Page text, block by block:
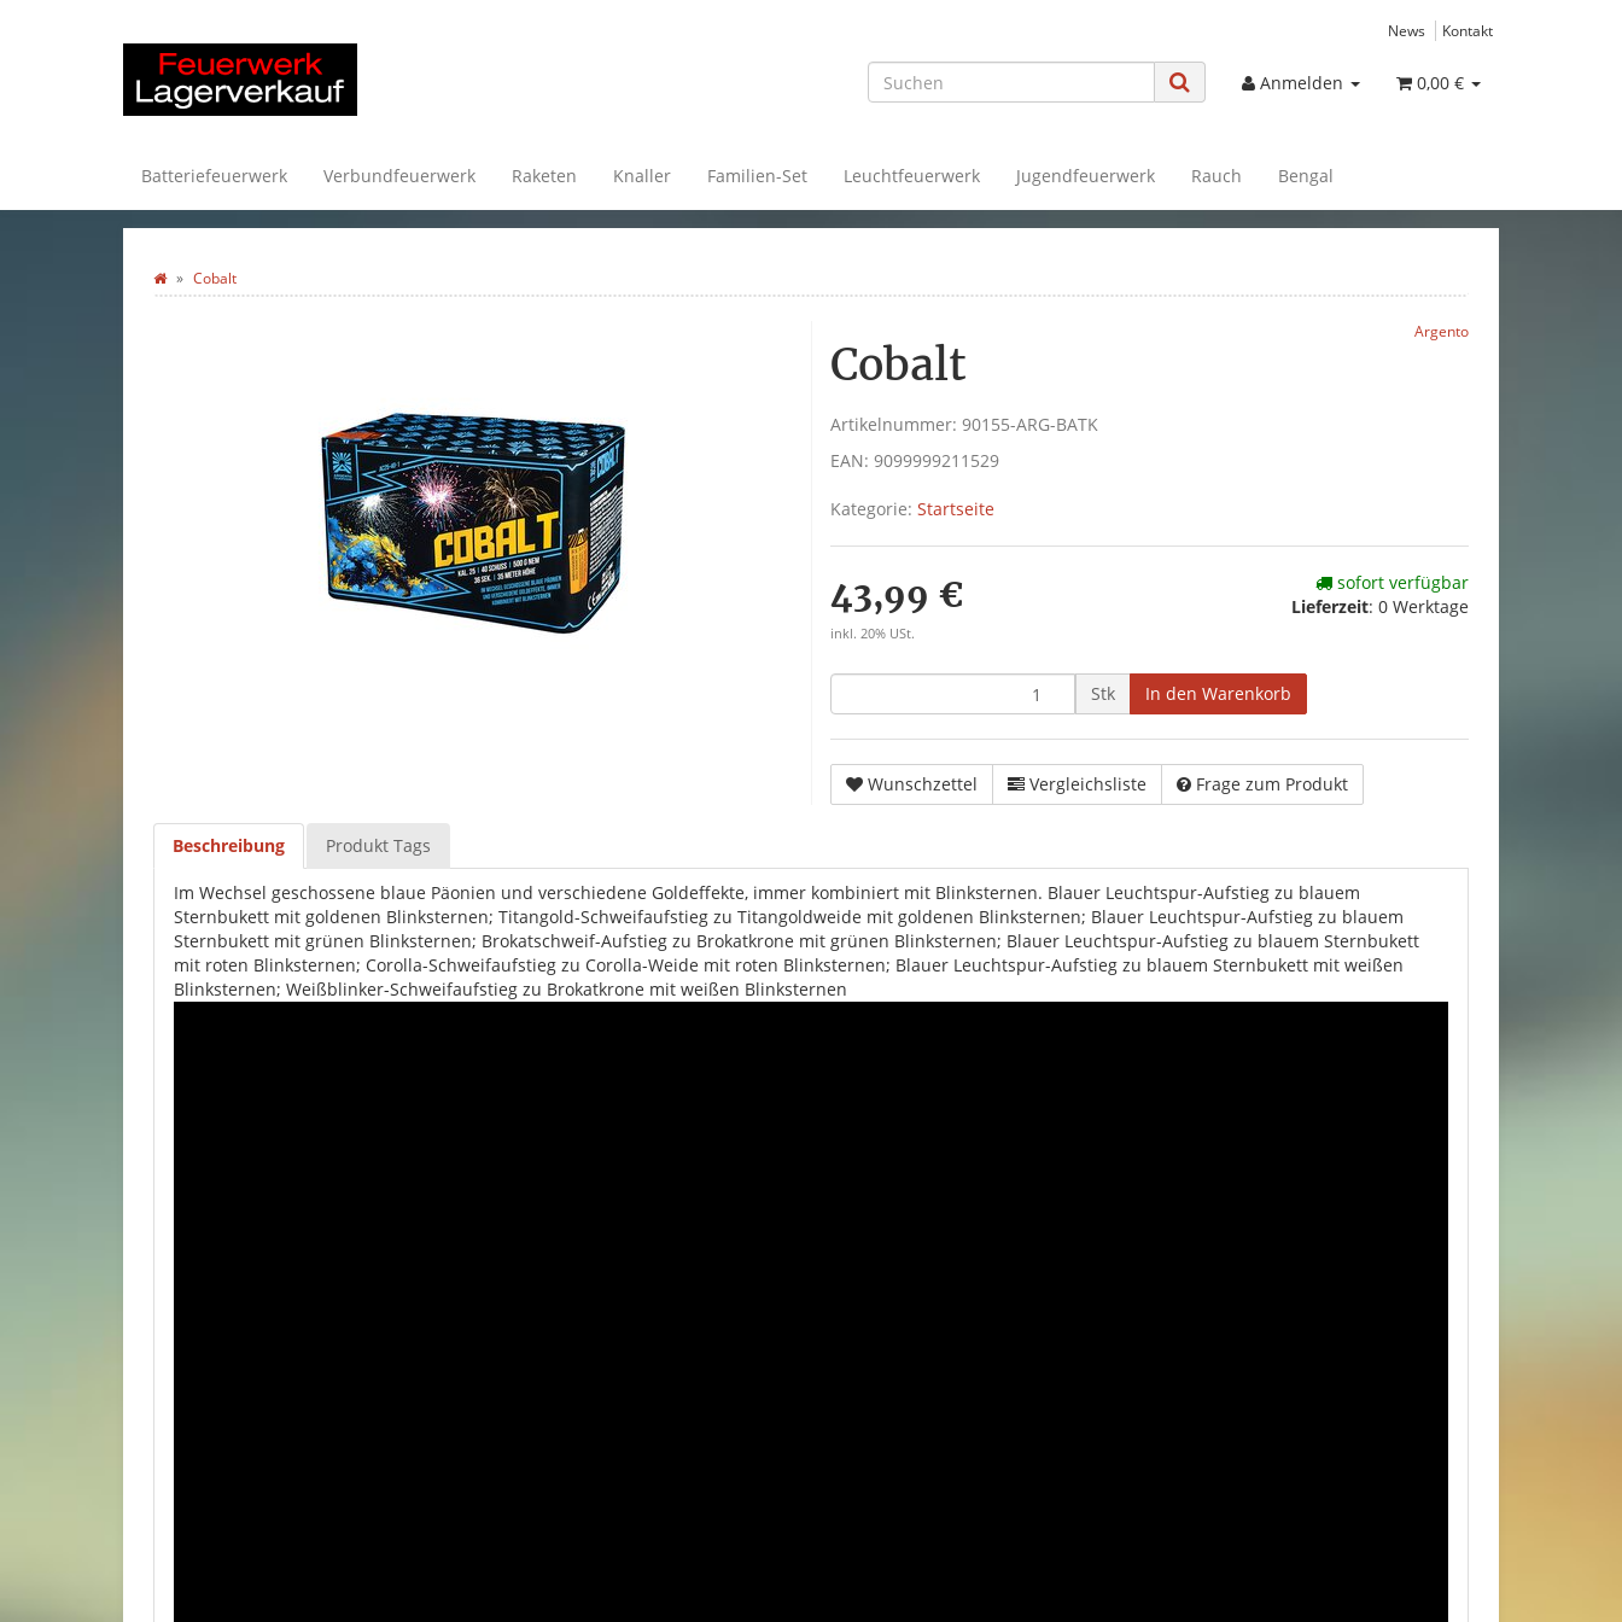
News Kontakt
Anmelden 0,00 €
Batteriefeuerwerk Verbundfeuerwerk Raketen Knaller Familien-Set Leuchtfeuerwerk Jugendfeuerwerk Rauch Bengal
Cobalt
Argento
Cobalt
Artikelnummer: 90155-ARG-BATK
EAN: 9099999211529
Kategorie: Startseite
43,99 €
inkl. 20% USt.
sofort verfügbar
Lieferzeit: 0 Werktage
Stk In den Warenkorb
Wunschzettel Vergleichsliste Frage zum Produkt
Beschreibung Produkt Tags
Im Wechsel geschossene blaue Päonien und verschiedene Goldeffekte, immer kombiniert mit Blinksternen. Blauer Leuchtspur-Aufstieg zu blauem
Sternbukett mit goldenen Blinksternen; Titangold-Schweifaufstieg zu Titangoldweide mit goldenen Blinksternen; Blauer Leuchtspur-Aufstieg zu blauem
Sternbukett mit grünen Blinksternen; Brokatschweif-Aufstieg zu Brokatkrone mit grünen Blinksternen; Blauer Leuchtspur-Aufstieg zu blauem Sternbukett
mit roten Blinksternen; Corolla-Schweifaufstieg zu Corolla-Weide mit roten Blinksternen; Blauer Leuchtspur-Aufstieg zu blauem Sternbukett mit weißen
Blinksternen; Weißblinker-Schweifaufstieg zu Brokatkrone mit weißen Blinksternen